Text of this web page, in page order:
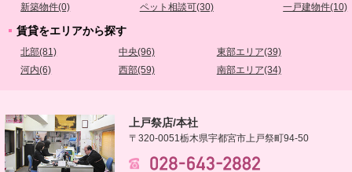
新築物件(0) ペット相談可(30) 一戸建物件(10)
賃貸をエリアから探す
北部(81) 中央(96)
東部エリア(39)
河内(6)
西部(59) 南部エリア(34)
上戸祭店/本社
〒320-0051栃木県宇都宮市上戸祭町94-50